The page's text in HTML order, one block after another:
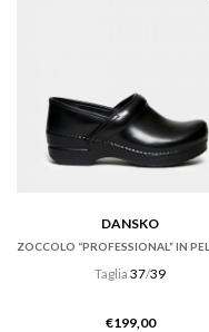
DANSKO
Taglia 37/39
€199,00